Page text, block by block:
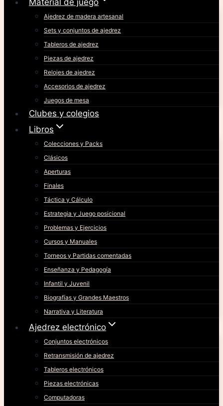
Material de juego
Ajedrez de madera artesanal
Sets y conjuntos de ajedrez
Tableros de ajedrez
Piezas de ajedrez
Relojes de ajedrez
Accesorios de ajedrez
Juegos de mesa
Clubes y colegios
Libros
Colecciones y Packs
Clásicos
Aperturas
Finales
Táctica y Cálculo
Estrategia y Juego posicional
Problemas y Ejercicios
Cursos y Manuales
Torneos y Partidas comentadas
Enseñanza y Pedagogía
Infantil y Juvenil
Biografías y Grandes Maestros
Narrativa y Literatura
Ajedrez electrónico
Conjuntos electrónicos
Retransmisión de ajedrez
Tableros electrónicos
Piezas electrónicas
Computadoras